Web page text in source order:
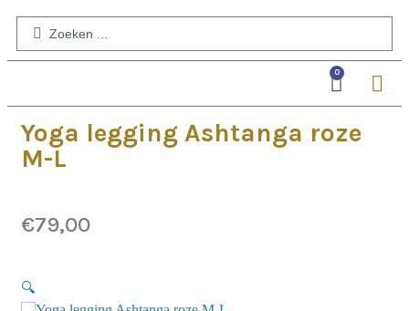
0
🔍
Yoga legging Ashtanga roze
M-L
€79,00